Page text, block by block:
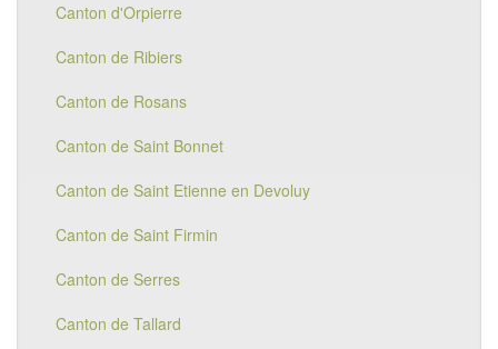
Canton d'Orpierre
Canton de Ribiers
Canton de Rosans
Canton de Saint Bonnet
Canton de Saint Etienne en Devoluy
Canton de Saint Firmin
Canton de Serres
Canton de Tallard